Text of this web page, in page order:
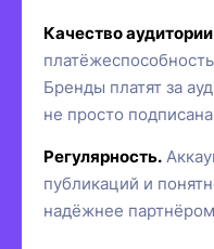
Качество
Бренды платят за
не просто
Регулярность.
публикаций и
надёжнее